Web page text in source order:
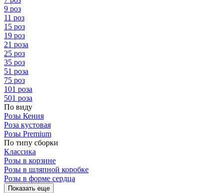
9 роз
11 роз
15 роз
19 роз
21 роза
25 роз
35 роз
51 роза
75 роз
101 роза
501 роза
По виду
Розы Кения
Роза кустовая
Розы Premium
По типу сборки
Классика
Розы в корзине
Розы в шляпной коробке
Розы в форме сердца
Показать еще